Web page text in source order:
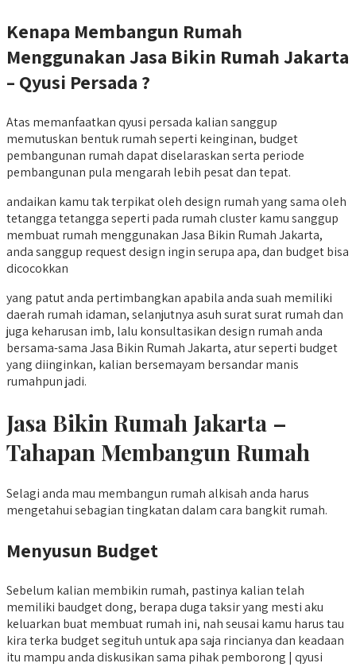
Kenapa Membangun Rumah
Menggunakan Jasa Bikin Rumah Jakarta
– Qyusi Persada ?
Atas memanfaatkan qyusi persada kalian sanggup
memutuskan bentuk rumah seperti keinginan, budget
pembangunan rumah dapat diselaraskan serta periode
pembangunan pula mengarah lebih pesat dan tepat.
andaikan kamu tak terpikat oleh design rumah yang sama oleh
tetangga tetangga seperti pada rumah cluster kamu sanggup
membuat rumah menggunakan Jasa Bikin Rumah Jakarta,
anda sanggup request design ingin serupa apa, dan budget bisa
dicocokkan
yang patut anda pertimbangkan apabila anda suah memiliki
daerah rumah idaman, selanjutnya asuh surat surat rumah dan
juga keharusan imb, lalu konsultasikan design rumah anda
bersama-sama Jasa Bikin Rumah Jakarta, atur seperti budget
yang diinginkan, kalian bersemayam bersandar manis
rumahpun jadi.
Jasa Bikin Rumah Jakarta –
Tahapan Membangun Rumah
Selagi anda mau membangun rumah alkisah anda harus
mengetahui sebagian tingkatan dalam cara bangkit rumah.
Menyusun Budget
Sebelum kalian membikin rumah, pastinya kalian telah
memiliki baudget dong, berapa duga taksir yang mesti aku
keluarkan buat membuat rumah ini, nah seusai kamu harus tau
kira terka budget segituh untuk apa saja rincianya dan keadaan
itu mampu anda diskusikan sama pihak pemborong | qyusi